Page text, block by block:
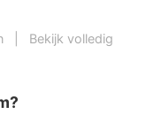
Bekijk volledig